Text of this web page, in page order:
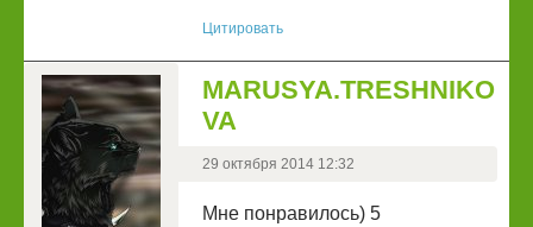
Цитировать
MARUSYA.TRESHNIKO
VA
29 октября 2014 12:32
Мне понравилось) 5